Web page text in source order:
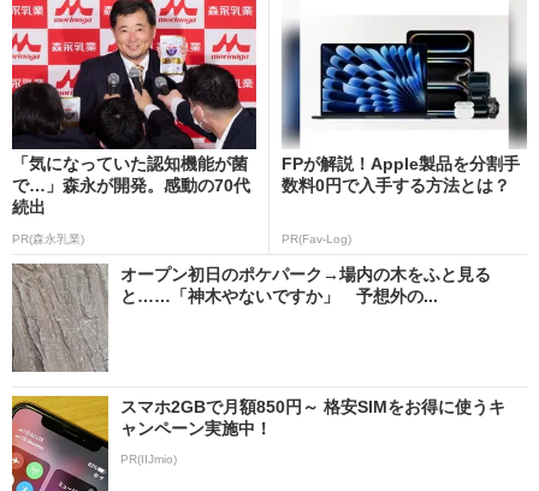
「気になっていた認知機能が菌
で…」森永が開発。感動の70代
続出
PR(森永乳業)
FPが解説！Apple製品を分割手
数料0円で入手する方法とは？
PR(Fav-Log)
オープン初日のポケパーク→場内の木をふと見る
と……「神木やないですか」 予想外の...
スマホ2GBで月額850円～ 格安SIMをお得に使うキ
ャンペーン実施中！
PR(IIJmio)